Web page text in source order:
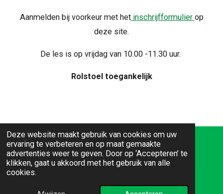
Deze website maakt gebruik van cookies om uw
ervaring te verbeteren en op maat gemaakte
advertenties weer te geven. Door op ‘Accepteren’ te
klikken, gaat u akkoord met het gebruik van alle
cookies.
Aanmelden bij voorkeur met hetinschrijfformulier op
deze site.
De les is op vrijdag van 10.00 -11.30 uur.
Rolstoel toegankelijk
Adres: Sweelinckplein 1, 6371 LB Landgraaf
Tel: 045 - 569 56 80